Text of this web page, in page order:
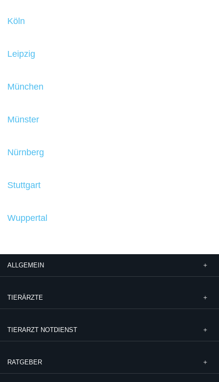
Köln
Leipzig
München
Münster
Nürnberg
Stuttgart
Wuppertal
ALLGEMEIN
TIERÄRZTE
TIERARZT NOTDIENST
RATGEBER